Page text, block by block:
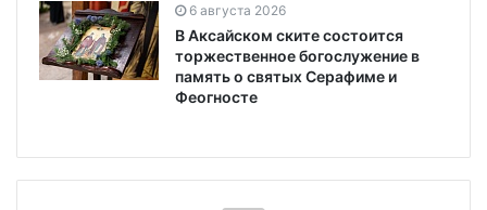
6 августа 2026
В Аксайском ските состоится
торжественное богослужение в
память о святых Серафиме и
Феогносте